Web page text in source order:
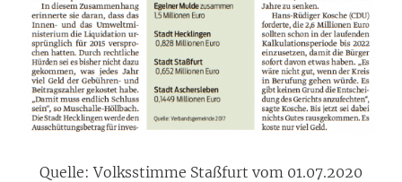
Quelle: Volksstimme Staßfurt vom 01.07.2020